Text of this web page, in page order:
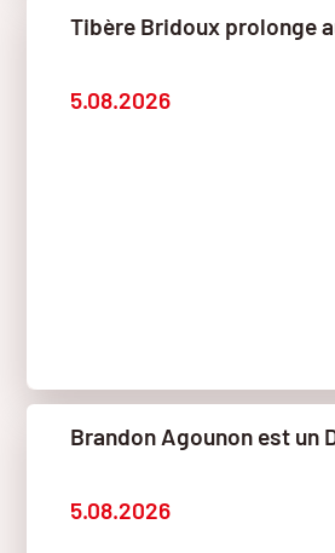
Tibère Bridoux prolonge
5.08.2026
Brandon Agounon est un
5.08.2026